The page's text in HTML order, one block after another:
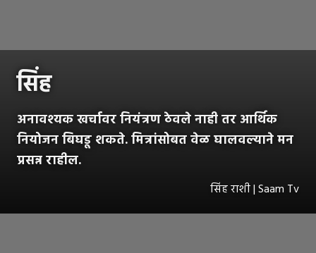
सिंह
अनावश्यक खर्चावर नियंत्रण ठेवले नाही तर आर्थिक
नियोजन बिघडू शकते. मित्रांसोबत वेळ घालवल्याने मन
प्रसन्न राहील.
सिंह राशी | Saam Tv